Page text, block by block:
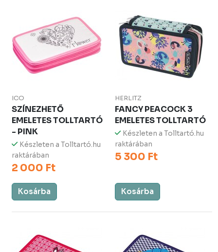
ICO
SZÍNEZHETŐ
EMELETES TOLLTARTÓ
- PINK
Készleten a Tolltartó.hu
raktárában
2 000 Ft
Kosárba
HERLITZ
FANCY PEACOCK 3
EMELETES TOLLTARTÓ
Készleten a Tolltartó.hu
raktárában
5 300 Ft
Kosárba